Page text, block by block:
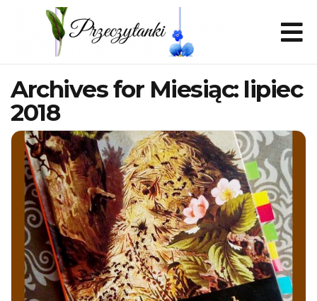
Archives for Miesiąc: lipiec
2018